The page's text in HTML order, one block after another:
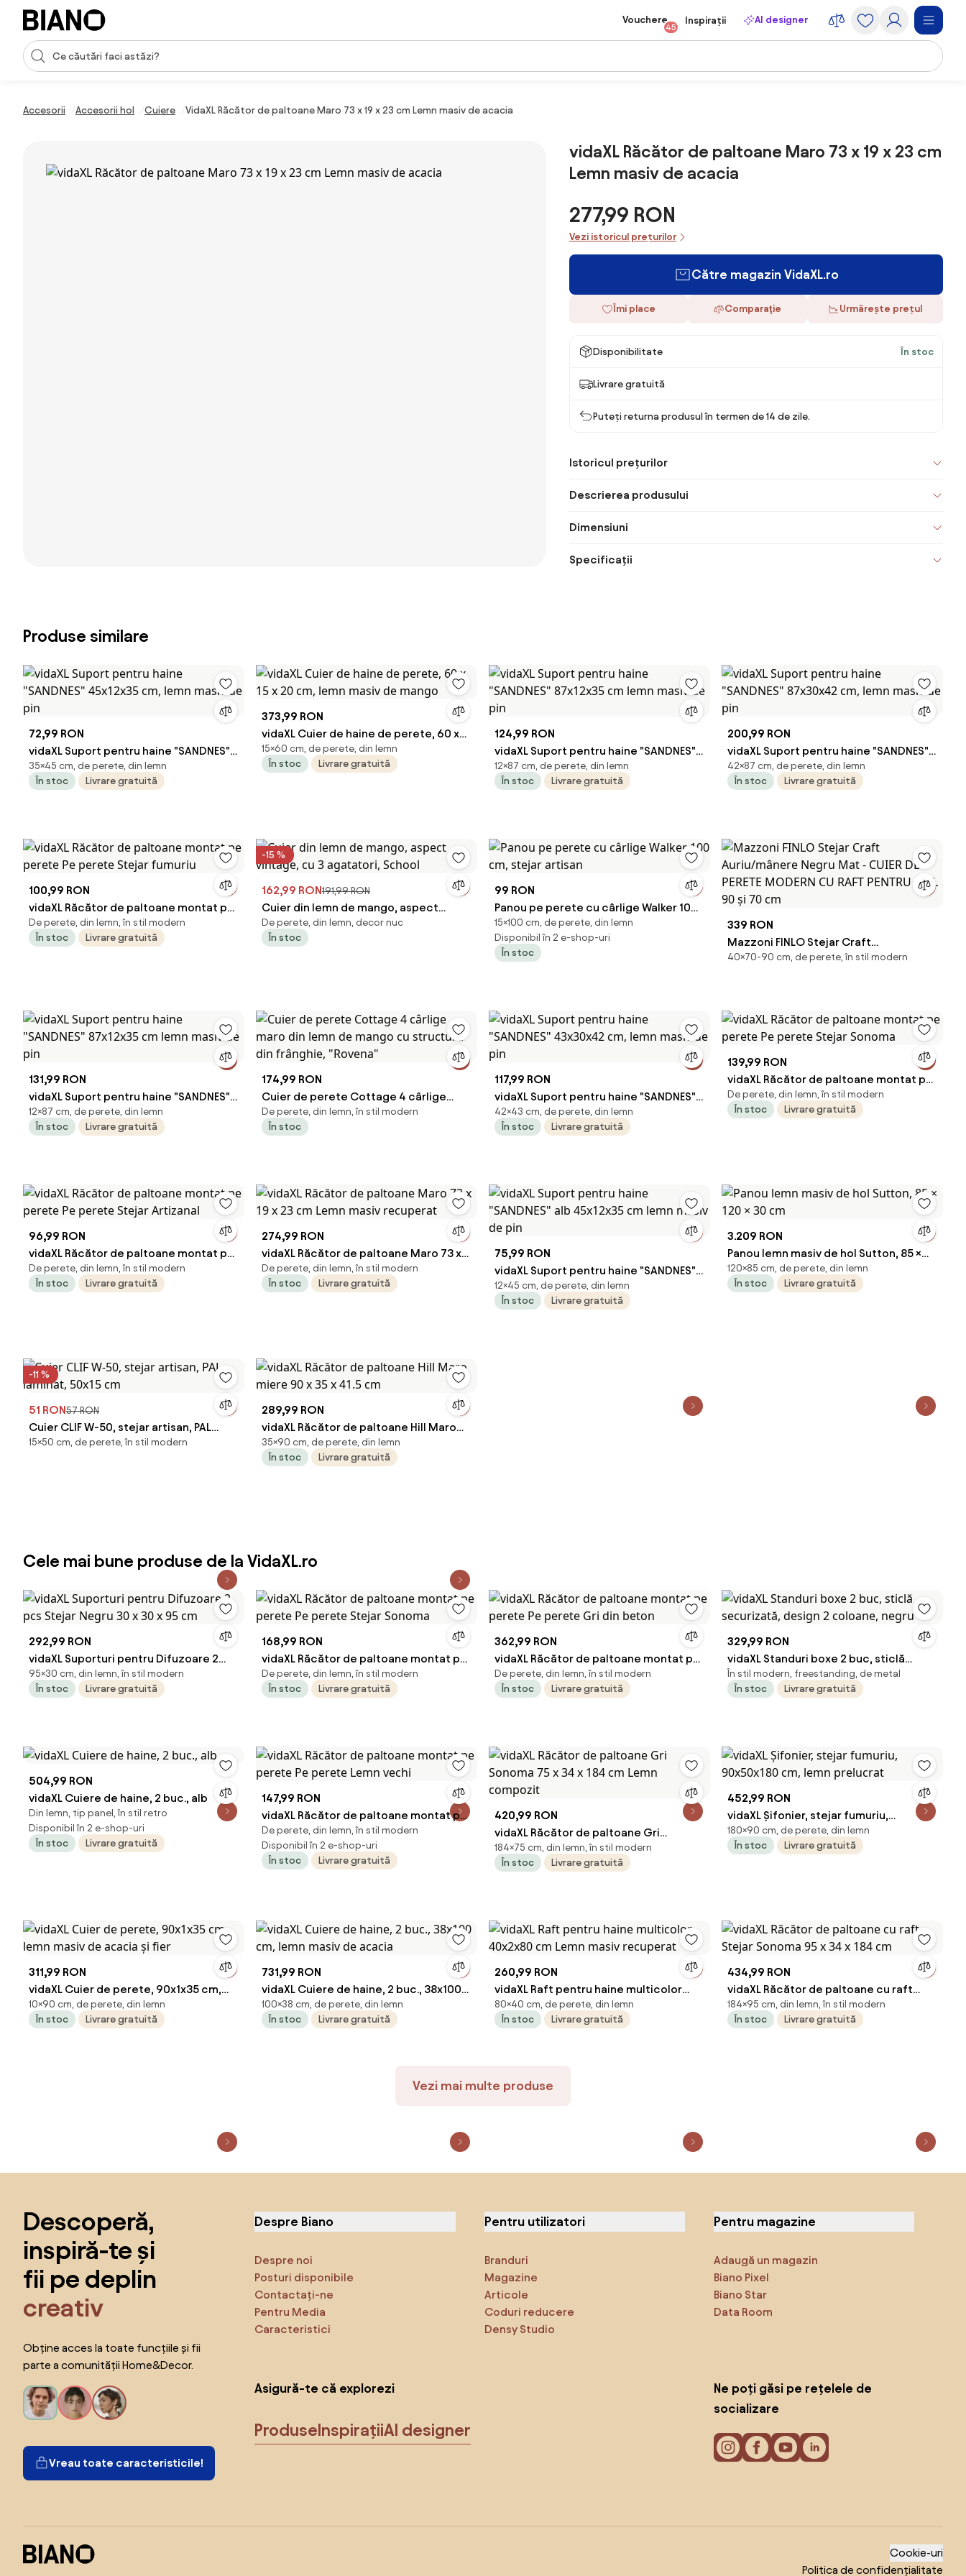
Sari peste navigare, accesează conținutul
Introducerea căutării
Vouchere
45
Inspirații AI designer
Accesorii Accesorii hol Cuiere VidaXL Răcător de paltoane Maro 73 x 19 x 23 cm Lemn masiv de acacia
vidaXL Răcător de paltoane Maro 73 x 19 x 23 cm
Lemn masiv de acacia
277,99 RON
Vezi istoricul prețurilor
Către magazin VidaXL.ro
Îmi place Comparaţie Urmărește prețul
Disponibilitate În stoc
Livrare gratuită
Puteți returna produsul în termen de 14 de zile.
Istoricul prețurilor
Descrierea produsului
Dimensiuni
Specificații
Produse similare
72,99 RON
vidaXL Suport pentru haine "SANDNES"
45x12x35 cm, lemn masiv de pin
35×45 cm, de perete, din lemn
În stoc
Livrare gratuită
373,99 RON
vidaXL Cuier de haine de perete, 60 x
15 x 20 cm, lemn masiv de mango
15×60 cm, de perete, din lemn
În stoc
Livrare gratuită
124,99 RON
vidaXL Suport pentru haine "SANDNES"
87x12x35 cm lemn masiv de pin
12×87 cm, de perete, din lemn
În stoc
Livrare gratuită
200,99 RON
vidaXL Suport pentru haine "SANDNES"
87x30x42 cm, lemn masiv de pin
42×87 cm, de perete, din lemn
În stoc
Livrare gratuită
100,99 RON
vidaXL Răcător de paltoane montat pe
perete Pe perete Stejar fumuriu
De perete, din lemn, în stil modern
În stoc
Livrare gratuită
-15 %
162,99 RON191,99 RON
Cuier din lemn de mango, aspect
vintage, cu 3 agatatori, School
De perete, din lemn, decor nuc
În stoc
99 RON
Panou pe perete cu cârlige Walker 100
cm, stejar artisan
15×100 cm, de perete, din lemn
Disponibil în 2 e-shop-uri
În stoc
339 RON
Mazzoni FINLO Stejar Craft
Auriu/mânere Negru Mat - CUIER DE
40×70-90 cm, de perete, în stil modern
131,99 RON
vidaXL Suport pentru haine "SANDNES"
87x12x35 cm lemn masiv de pin
12×87 cm, de perete, din lemn
În stoc
Livrare gratuită
174,99 RON
Cuier de perete Cottage 4 cârlige
maro din lemn de mango cu structură
din frânghie, "Rovena"
De perete, din lemn, în stil modern
În stoc
117,99 RON
vidaXL Suport pentru haine "SANDNES"
43x30x42 cm, lemn masiv de pin
42×43 cm, de perete, din lemn
În stoc
Livrare gratuită
139,99 RON
vidaXL Răcător de paltoane montat pe
perete Pe perete Stejar Sonoma
De perete, din lemn, în stil modern
În stoc
Livrare gratuită
96,99 RON
vidaXL Răcător de paltoane montat pe
perete Pe perete Stejar Artizanal
De perete, din lemn, în stil modern
În stoc
Livrare gratuită
274,99 RON
vidaXL Răcător de paltoane Maro 73 x
19 x 23 cm Lemn masiv recuperat
De perete, din lemn, în stil modern
În stoc
Livrare gratuită
75,99 RON
vidaXL Suport pentru haine "SANDNES"
alb 45x12x35 cm lemn masiv de pin
12×45 cm, de perete, din lemn
În stoc
Livrare gratuită
3.209 RON
Panou lemn masiv de hol Sutton, 85 ×
120 × 30 cm
120×85 cm, de perete, din lemn
În stoc
Livrare gratuită
-11 %
51 RON57 RON
Cuier CLIF W-50, stejar artisan, PAL
laminat, 50x15 cm
15×50 cm, de perete, în stil modern
289,99 RON
vidaXL Răcător de paltoane Hill Maro
miere 90 x 35 x 41.5 cm
35×90 cm, de perete, din lemn
În stoc
Livrare gratuită
Cele mai bune produse de la VidaXL.ro
292,99 RON
vidaXL Suporturi pentru Difuzoare 2
pcs Stejar Negru 30 x 30 x 95 cm
95×30 cm, din lemn, în stil modern
În stoc
Livrare gratuită
168,99 RON
vidaXL Răcător de paltoane montat pe
perete Pe perete Stejar Sonoma
De perete, din lemn, în stil modern
În stoc
Livrare gratuită
362,99 RON
vidaXL Răcător de paltoane montat pe
perete Pe perete Gri din beton
De perete, din lemn, în stil modern
În stoc
Livrare gratuită
329,99 RON
vidaXL Standuri boxe 2 buc, sticlă
securizată, design 2 coloane, negru
În stil modern, freestanding, de metal
În stoc
Livrare gratuită
504,99 RON
vidaXL Cuiere de haine, 2 buc., alb
Din lemn, tip panel, în stil retro
Disponibil în 2 e-shop-uri
În stoc
Livrare gratuită
147,99 RON
vidaXL Răcător de paltoane montat pe
perete Pe perete Lemn vechi
De perete, din lemn, în stil modern
Disponibil în 2 e-shop-uri
În stoc
Livrare gratuită
420,99 RON
vidaXL Răcător de paltoane Gri
Sonoma 75 x 34 x 184 cm Lemn
compozit
184×75 cm, din lemn, în stil modern
În stoc
Livrare gratuită
452,99 RON
vidaXL Șifonier, stejar fumuriu,
90x50x180 cm, lemn prelucrat
180×90 cm, de perete, din lemn
În stoc
Livrare gratuită
311,99 RON
vidaXL Cuier de perete, 90x1x35 cm,
lemn masiv de acacia și fier
10×90 cm, de perete, din lemn
În stoc
Livrare gratuită
731,99 RON
vidaXL Cuiere de haine, 2 buc., 38x100
cm, lemn masiv de acacia
100×38 cm, de perete, din lemn
În stoc
Livrare gratuită
260,99 RON
vidaXL Raft pentru haine multicolor
40x2x80 cm Lemn masiv recuperat
80×40 cm, de perete, din lemn
În stoc
Livrare gratuită
434,99 RON
vidaXL Răcător de paltoane cu raft
Stejar Sonoma 95 x 34 x 184 cm
184×95 cm, din lemn, în stil modern
În stoc
Livrare gratuită
Vezi mai multe produse
Descoperă,
inspiră-te și
fii pe deplin
creativ
Obține acces la toate funcțiile și fii
parte a comunității Home&Decor.
Vreau toate caracteristicile!
Despre Biano
Despre noi
Posturi disponibile
Contactați-ne
Pentru Media
Caracteristici
Pentru utilizatori
Branduri
Magazine
Articole
Coduri reducere
Densy Studio
Pentru magazine
Adaugă un magazin
Biano Pixel
Biano Star
Data Room
Asigură-te că explorezi
Produse InspirațiiAI designer
Ne poți găsi pe rețelele de
socializare
Cookie-uri
Politica de confidențialitate